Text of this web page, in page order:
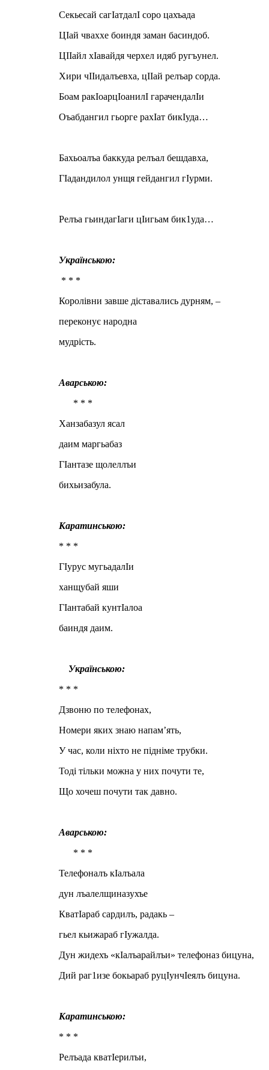
Секьесай сагIатдалI соро цахъада
ЦIай чваххе боиндя заман басиндоб.
ЦIIайл хIавайдя черхел идяб ругъунел.
Хири чIIидалъевха, цIIай релъар сорда.
Боам ракIоарцIоанилI гарачендалIи
Оъабдангил гьорге рахIат бикIуда…
Бахьоалъа баккуда релъал бешдавха,
ГIадандилол унщя гейдангил гIурми.
Релъа гьиндагIаги цIигьам бик1уда…
Українською:
* * *
Королівни завше діставались дурням, –
переконує народна
мудрість.
Аварською:
* * *
Ханзабазул ясал
даим маргьабаз
ГIантазе щолеллъи
бихьизабула.
Каратинською:
* * *
ГIурус мугьадалIи
ханщубай яши
ГIантабай кунтIалоа
баиндя даим.
Українською:
* * *
Дзвоню по телефонах,
Номери яких знаю напам’ять,
У час, коли ніхто не підніме трубки.
Тоді тільки можна у них почути те,
Що хочеш почути так давно.
Аварською:
* * *
Телефоналъ кIалъала
дун лъалелщиназухъе
КватIараб сардилъ, радакь –
гьел кьижараб гIужалда.
Дун жидехъ «кIалъарайлъи» телефоназ бицуна,
Дий раг1изе бокьараб руцIунчIеялъ бицуна.
Каратинською:
* * *
Релъада кватIерилъи,